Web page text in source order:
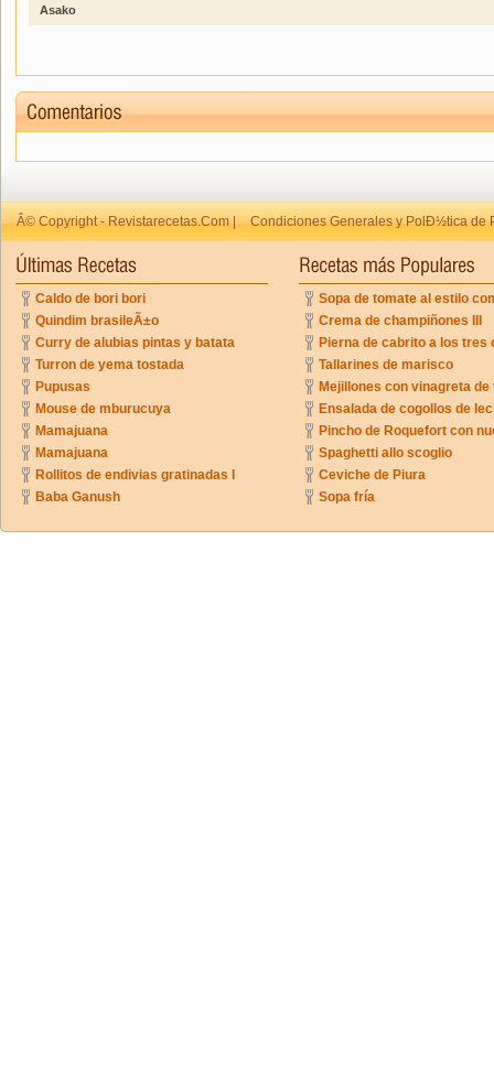
Asako
Â© Copyright - Revistarecetas.Com | Condiciones Generales y PolÐ½tica de
Caldo de bori bori
Quindim brasileÃ±o
Curry de alubias pintas y batata
Turron de yema tostada
Pupusas
Mouse de mburucuya
Mamajuana
Mamajuana
Rollitos de endivias gratinadas I
Baba Ganush
Sopa de tomate al estilo
Crema de champiñones III
Pierna de cabrito a los tres
Tallarines de marisco
Mejillones con vinagreta
Ensalada de cogollos de
Pincho de Roquefort con
Spaghetti allo scoglio
Ceviche de Piura
Sopa fría